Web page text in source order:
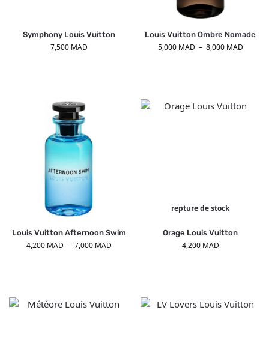
Symphony Louis Vuitton
7,500 MAD
Louis Vuitton Ombre Nomade
5,000 MAD – 8,000 MAD
Louis Vuitton Afternoon Swim
4,200 MAD – 7,000 MAD
repture de stock
Orage Louis Vuitton
4,200 MAD